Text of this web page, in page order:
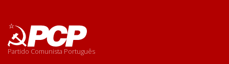
Partido Comunista Português